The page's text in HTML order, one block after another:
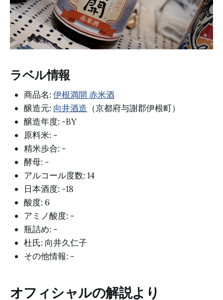
ラベル情報
商品名: 伊根満開 赤米酒
醸造元: 向井酒造 （京都府与謝郡伊根町）
醸造年度: -BY
原料米: -
精米歩合: -
酵母: -
アルコール度数: 14
日本酒度: -18
酸度: 6
アミノ酸度: -
瓶詰め: -
杜氏: 向井久仁子
その他情報: -
オフィシャルの解説より